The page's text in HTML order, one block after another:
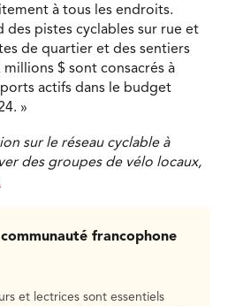
à tous les endroits.
des pistes cyclables sur rue et
de quartier et des sentiers
$ sont consacrés à
actifs dans le budget
»
sur le réseau cyclable à
des groupes de vélo locaux,
francophone
et lectrices sont essentiels